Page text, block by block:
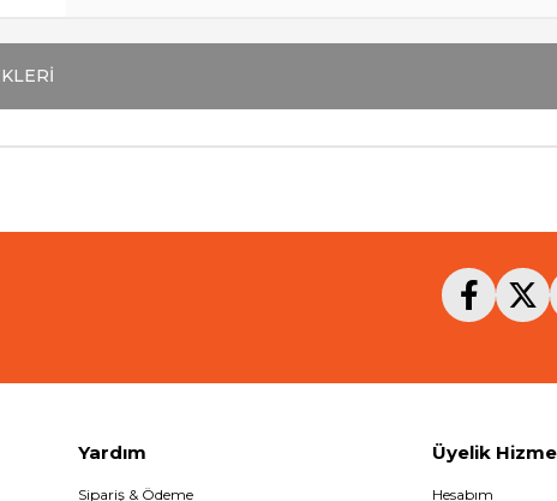
Yardım
Sipariş & Ödeme
Üyelik
Hesabım